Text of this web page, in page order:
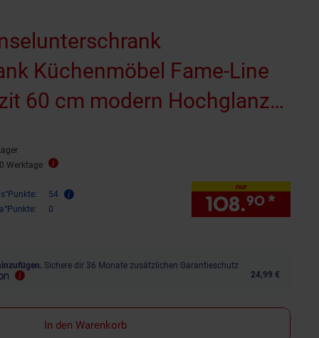
Küchenmöbel Fame-Line
60 cm modern Hochglanz
Blende Küchenunterschrank
Werktage
54
0
nur
108.90 *
Sichere dir 36 Monate zusätzlichen Garantieschutz
24,99 €
In den Warenkorb